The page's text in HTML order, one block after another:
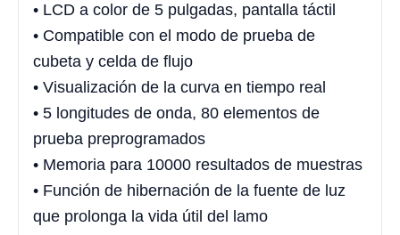
• LCD a color de 5 pulgadas, pantalla táctil
• Compatible con el modo de prueba de
cubeta y celda de flujo
• Visualización de la curva en tiempo real
• 5 longitudes de onda, 80 elementos de
prueba preprogramados
• Memoria para 10000 resultados de muestras
• Función de hibernación de la fuente de luz
que prolonga la vida útil del lamo